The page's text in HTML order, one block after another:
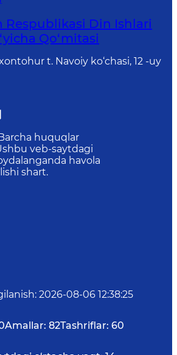
Respublikаsi Din Ishlаri
Qo‘mitаsi
t. Navoiy ko‘chasi, 12 -uy
huquqlar
veb-saytdagi
havola
shart.
: 2026-08-06 12:38:25
Amallar: 82Tashriflar: 60